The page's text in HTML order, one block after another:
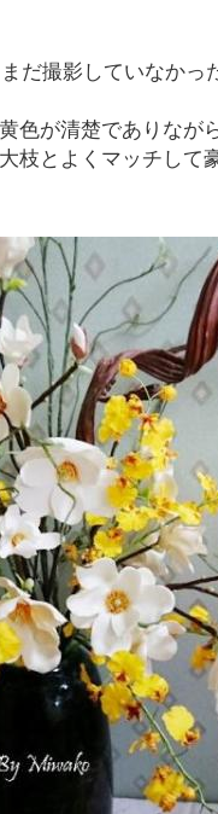
だ撮影していなかっ
色が清楚でありなが
枝とよくマッチして